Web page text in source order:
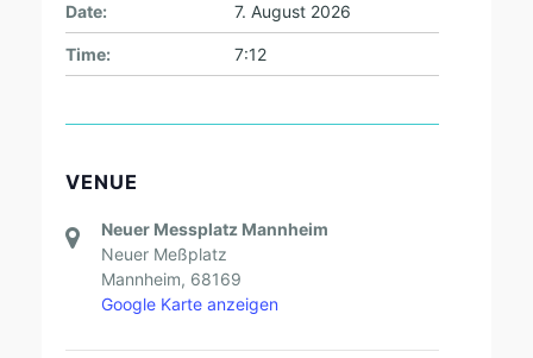
Date: 7. August 2026
Time: 7:12
VENUE
Neuer Messplatz Mannheim
Neuer Meßplatz
Mannheim, 68169
Google Karte anzeigen